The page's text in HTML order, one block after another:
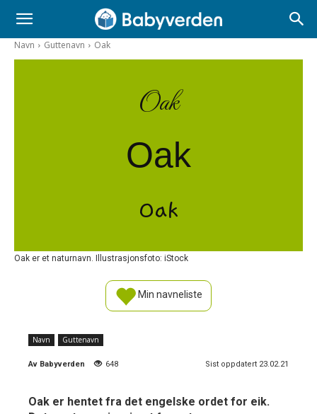
Navn Guttenavn Oak
Oak
Oak
Oak
Oak er et naturnavn. Illustrasjonsfoto: iStock
Min navneliste
Navn Guttenavn
Av Babyverden 648 Sist oppdatert 23.02.21
Oak er hentet fra det engelske ordet for eik.